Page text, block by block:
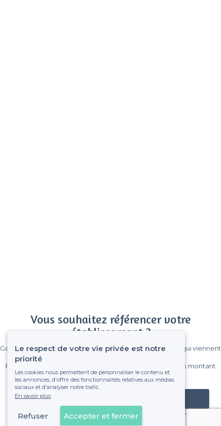
Vous souhaitez référencer votre
établissement ?
Gagnez de nombreux clients parmi le million de visiteurs qui viennent
Pas de commissions et sans engagement, vous payez un montant
fixe sans risque de voir déraper la facture.
Référencer mon établissement
Déjà client
Le respect de votre vie privée est notre
priorité
Les cookies nous permettent de personnaliser le contenu et
les annonces, d'offrir des fonctionnalités relatives aux médias
sociaux et d'analyser notre trafic.
En savoir plus
Refuser Accepter et fermer